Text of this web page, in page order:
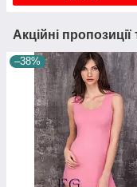
Акційні
–38%